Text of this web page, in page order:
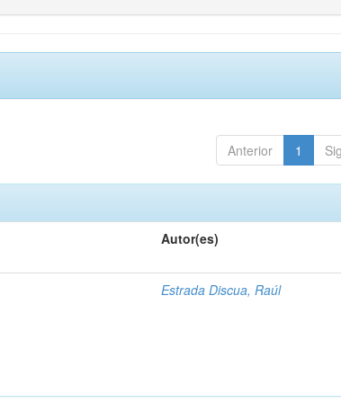
Anterior 1
Autor(es)
Estrada Discua, Raúl